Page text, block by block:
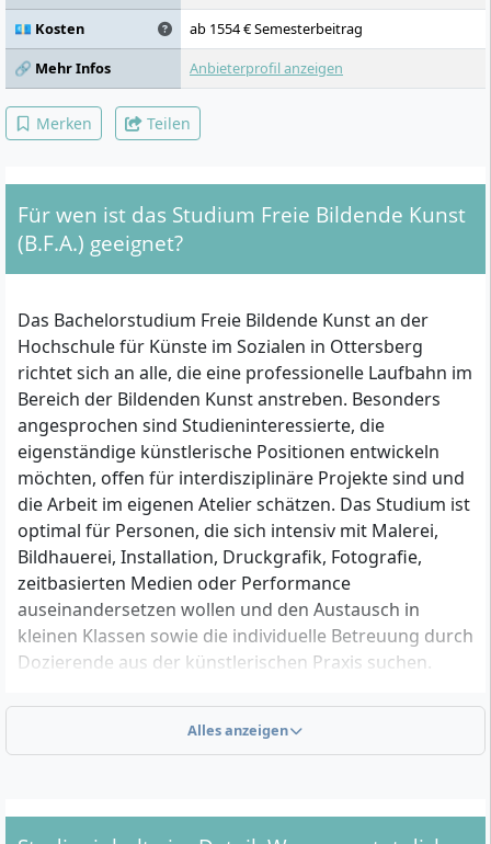
öffentlichen Raum, interdisziplinäres und
klassenübergreifendes Arbeiten,
gemeinsame Ausstellungsbesuche,
Exkursionen, Auslandsreisen, öffentliche
Präsentationen, künstlerische Projekte in
Hamburg, selbständige Projektinitiativen,
Vertiefungsstudium Master of Fine Arts
💶 Kosten
ab 1554 € Semesterbeitrag
🔗 Mehr Infos
Anbieterprofil anzeigen
Merken Teilen
Für wen ist das Studium Freie Bildende Kunst
(B.F.A.) geeignet?
Das Bachelorstudium Freie Bildende Kunst an der
Hochschule für Künste im Sozialen in Ottersberg
richtet sich an alle, die eine professionelle Laufbahn im
Bereich der Bildenden Kunst anstreben. Besonders
angesprochen sind Studieninteressierte, die
eigenständige künstlerische Positionen entwickeln
möchten, offen für interdisziplinäre Projekte sind und
die Arbeit im eigenen Atelier schätzen. Das Studium ist
optimal für Personen, die sich intensiv mit Malerei,
Bildhauerei, Installation, Druckgrafik, Fotografie,
zeitbasierten Medien oder Performance
auseinandersetzen wollen und den Austausch in
kleinen Klassen sowie die individuelle Betreuung durch
Dozierende aus der künstlerischen Praxis suchen.
Welche Zugangsvoraussetzungen gibt es?
Aufnahme in den Bachelorstudiengang benötigst
du eine allgemeine oder fachgebundene
Alles anzeigen